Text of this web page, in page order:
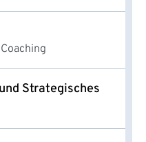
Strategisches